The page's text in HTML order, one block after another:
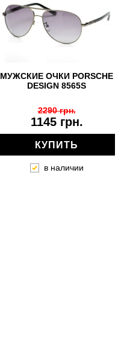
МУЖСКИЕ ОЧКИ PORSCHE
DESIGN 8565S
1145 грн.
2290 грн.
КУПИТЬ
в наличии